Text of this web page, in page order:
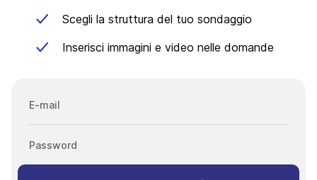
Scegli la struttura del tuo sondaggio
Inserisci immagini e video nelle domande
E-mail
Password